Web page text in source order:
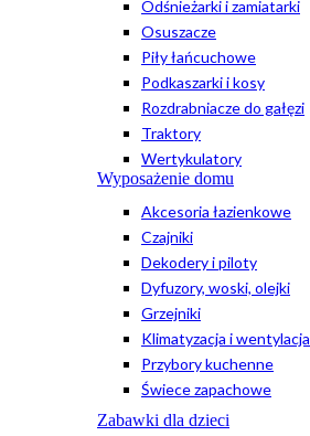
Odśnieżarki i zamiatarki
Osuszacze
Piły łańcuchowe
Podkaszarki i kosy
Rozdrabniacze do gałęzi
Traktory
Wertykulatory
Wyposażenie domu
Akcesoria łazienkowe
Czajniki
Dekodery i piloty
Dyfuzory, woski, olejki
Grzejniki
Klimatyzacja i wentylacja
Przybory kuchenne
Świece zapachowe
Zabawki dla dzieci